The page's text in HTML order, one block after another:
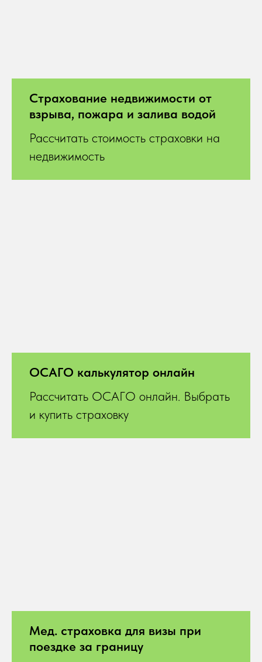
Страхование недвижимости от
взрыва, пожара и залива водой
Рассчитать стоимость страховки на
недвижимость
ОСАГО калькулятор онлайн
Рассчитать ОСАГО онлайн. Выбрать
и купить страховку
Мед. страховка для визы при
поездке за границу